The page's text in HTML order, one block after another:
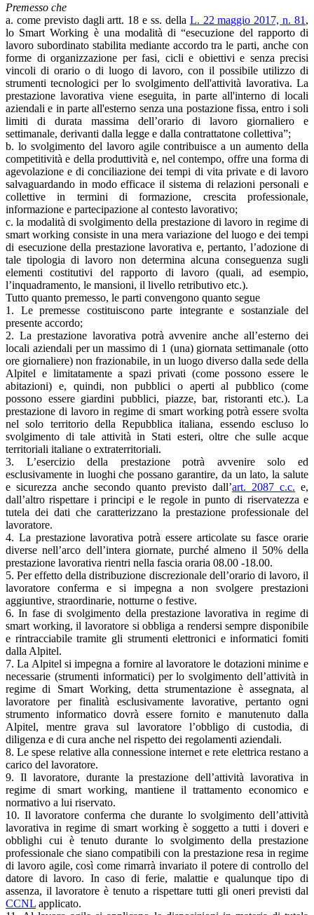
Premesso che
a. come previsto dagli artt. 18 e ss. della L. 22 maggio 2017, n. 81 ,
lo Smart Working è una modalità di “esecuzione del rapporto di
lavoro subordinato stabilita mediante accordo tra le parti, anche con
forme di organizzazione per fasi, cicli e obiettivi e senza precisi
vincoli di orario o di luogo di lavoro, con il possibile utilizzo di
strumenti tecnologici per lo svolgimento dell'attività lavorativa. La
prestazione lavorativa viene eseguita, in parte all'interno di locali
aziendali e in parte all'esterno senza una postazione fissa, entro i soli
limiti di durata massima dell’orario di lavoro giornaliero e
settimanale, derivanti dalla legge e dalla contrattatone collettiva”;
b. lo svolgimento del lavoro agile contribuisce a un aumento della
competitività e della produttività e, nel contempo, offre una forma di
agevolazione e di conciliazione dei tempi di vita private e di lavoro
salvaguardando in modo efficace il sistema di relazioni personali e
collettive in termini di formazione, crescita professionale,
informazione e partecipazione al contesto lavorativo;
c. la modalità di svolgimento della prestazione di lavoro in regime di
smart working consiste in una mera variazione del luogo e dei tempi
di esecuzione della prestazione lavorativa e, pertanto, l’adozione di
tale tipologia di lavoro non determina alcuna conseguenza sugli
elementi costitutivi del rapporto di lavoro (quali, ad esempio,
l’inquadramento, le mansioni, il livello retributivo etc.).
Tutto quanto premesso, le parti convengono quanto segue
1. Le premesse costituiscono parte integrante e sostanziale del
presente accordo;
2. La prestazione lavorativa potrà avvenire anche all’esterno dei
locali aziendali per un massimo di 1 (una) giornata settimanale (otto
ore giornaliere) non frazionabile, in un luogo diverso dalla sede della
Alpitel e limitatamente a spazi privati (come possono essere le
abitazioni) e, quindi, non pubblici o aperti al pubblico (come
possono essere giardini pubblici, piazze, bar, ristoranti etc.). La
prestazione di lavoro in regime di smart working potrà essere svolta
nel solo territorio della Repubblica italiana, essendo escluso lo
svolgimento di tale attività in Stati esteri, oltre che sulle acque
territoriali italiane o extraterritoriali.
3. L’esercizio della prestazione potrà avvenire solo ed
esclusivamente in luoghi che possano garantire, da un lato, la salute
e sicurezza anche secondo quanto previsto dall’art. 2087 c.c. e,
dall’altro rispettare i principi e le regole in punto di riservatezza e
tutela dei dati che caratterizzano la prestazione professionale del
lavoratore.
4. La prestazione lavorativa potrà essere articolate su fasce orarie
diverse nell’arco dell’intera giornate, purché almeno il 50% della
prestazione lavorativa rientri nella fascia oraria 08.00 -18.00.
5. Per effetto della distribuzione discrezionale dell’orario di lavoro, il
lavoratore conferma e si impegna a non svolgere prestazioni
aggiuntive, straordinarie, notturne o festive.
6. In fase di svolgimento della prestazione lavorativa in regime di
smart working, il lavoratore si obbliga a rendersi sempre disponibile
e rintracciabile tramite gli strumenti elettronici e informatici fomiti
dalla Alpitel.
7. La Alpitel si impegna a fornire al lavoratore le dotazioni minime e
necessarie (strumenti informatici) per lo svolgimento dell’attività in
regime di Smart Working, detta strumentazione è assegnata, al
lavoratore per finalità esclusivamente lavorative, pertanto ogni
strumento informatico dovrà essere fornito e manutenuto dalla
Alpitel, mentre grava sul lavoratore l’obbligo di custodia, di
diligenza e di cura anche nel rispetto dei regolamenti aziendali.
8. Le spese relative alla connessione internet e rete elettrica restano a
carico del lavoratore.
9. Il lavoratore, durante la prestazione dell’attività lavorativa in
regime di smart working, mantiene il trattamento economico e
normativo a lui riservato.
10. Il lavoratore conferma che durante lo svolgimento dell’attività
lavorativa in regime di smart working è soggetto a tutti i doveri e
obblighi cui è tenuto durante lo svolgimento della prestazione
professionale che siano compatibili con la prestazione resa in regime
di lavoro agile, così come rimarrà invariato il potere di controllo del
datore di lavoro. In caso di ferie, malattie e qualunque tipo di
assenza, il lavoratore è tenuto a rispettare tutti gli oneri previsti dal
CCNL applicato.